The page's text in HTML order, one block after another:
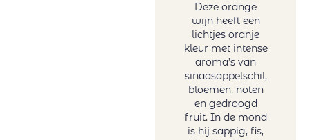
Deze orange
wijn heeft een
lichtjes oranje
kleur met intense
aroma’s van
sinaasappelschil,
bloemen, noten
en gedroogd
fruit. In de mond
is hij sappig, fis,